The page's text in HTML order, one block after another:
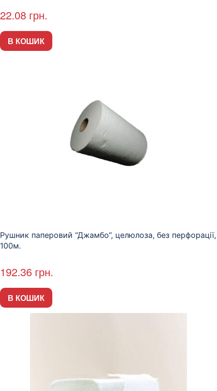
22.08 грн.
В КОШИК
Рушник паперовий “Джамбо”, целюлоза, без перфорації,
100м.
192.36 грн.
В КОШИК